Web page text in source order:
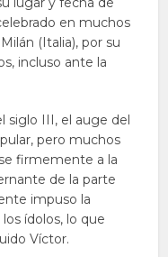
en muchos
(Italia), por su
incluso ante la
siglo III, el auge del
pero muchos
firmemente a la
de la parte
impuso la
ídolos, lo que
Víctor.